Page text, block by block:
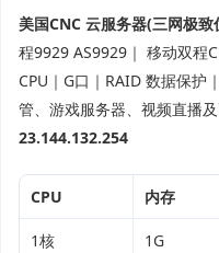
美国CNC 云服务器(三网极致
程9929 AS9929｜ 移动双程
CPU｜G口｜RAID 数据保护
管、游戏服务器、视频直播
23.144.132.254
CPU 内存
1核 1G